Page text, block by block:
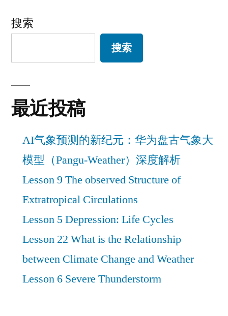
搜索
搜索
最近投稿
AI气象预测的新纪元：华为盘古气象大
模型（Pangu-Weather）深度解析
Lesson 9 The observed Structure of
Extratropical Circulations
Lesson 5 Depression: Life Cycles
Lesson 22 What is the Relationship
between Climate Change and Weather
Lesson 6 Severe Thunderstorm